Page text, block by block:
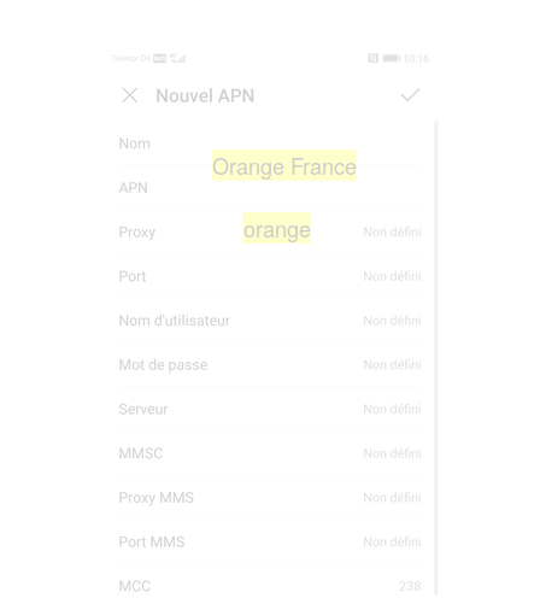
orange
Orange France